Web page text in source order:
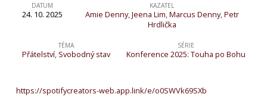
Seminář
svobodné:
a
DATUM
24. 10. 2025
KAZATEL
Amie Denny,Jeena Lim,Marcus Denny,Petr
Hrdlička
TÉMA
Přátelství, Svobodný stav
SÉRIE
Konference 2025: Touha po Bohu
https://spotifycreators-web.app.link/e/o0SWVk69SXb